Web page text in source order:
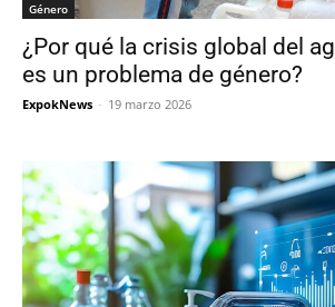
Género
¿Por qué la crisis global del
es un problema de género?
ExpokNews - 19 marzo 2026